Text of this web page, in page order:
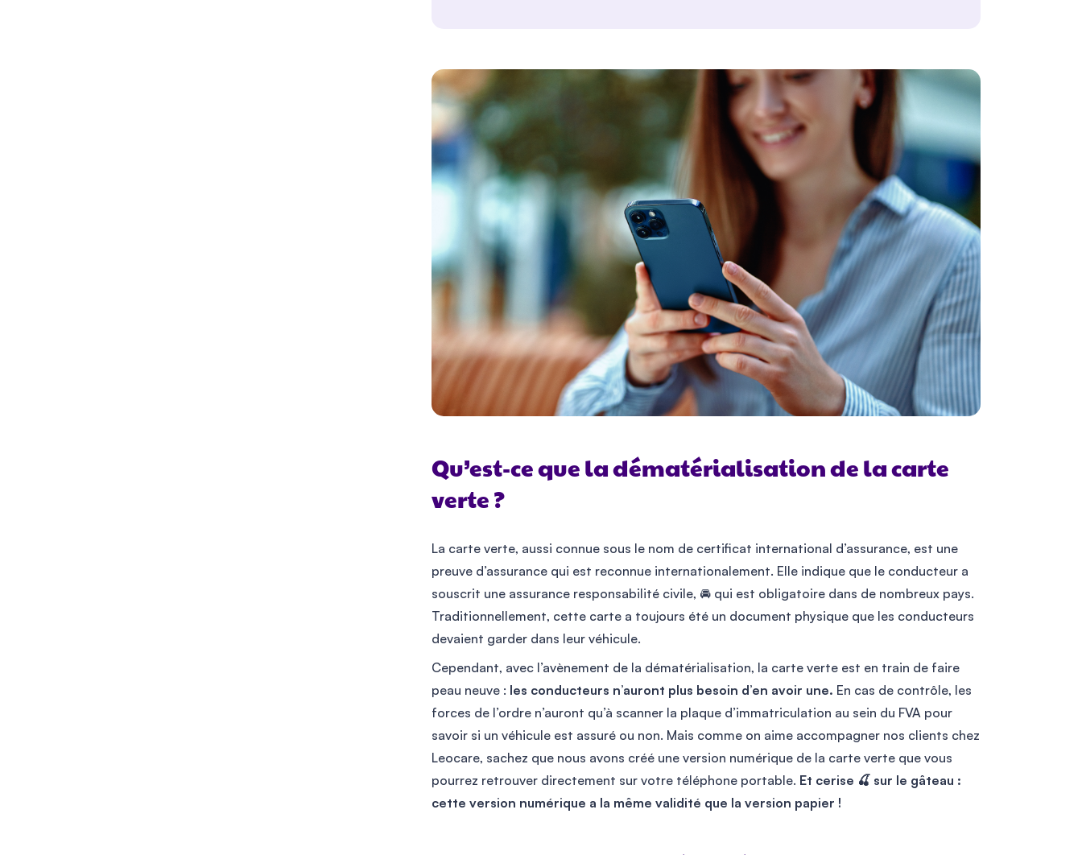
Qu’est-ce que la dématérialisation de la carte
verte ?
La carte verte, aussi connue sous le nom de certificat international d’assurance, est une
preuve d’assurance qui est reconnue internationalement. Elle indique que le conducteur a
souscrit une assurance responsabilité civile, 🚘 qui est obligatoire dans de nombreux pays.
Traditionnellement, cette carte a toujours été un document physique que les conducteurs
devaient garder dans leur véhicule.
Cependant, avec l’avènement de la dématérialisation, la carte verte est en train de faire
peau neuve : les conducteurs n’auront plus besoin d’en avoir une. En cas de contrôle, les
forces de l’ordre n’auront qu’à scanner la plaque d’immatriculation au sein du FVA pour
savoir si un véhicule est assuré ou non. Mais comme on aime accompagner nos clients chez
Leocare, sachez que nous avons créé une version numérique de la carte verte que vous
pourrez retrouver directement sur votre téléphone portable. Et cerise 🍒 sur le gâteau :
cette version numérique a la même validité que la version papier !